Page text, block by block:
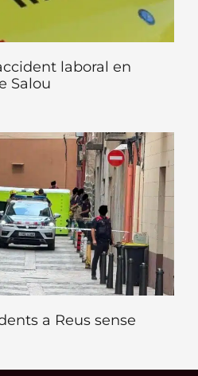
laboral en
Salou
a Reus sense